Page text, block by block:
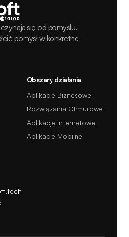
się od pomysłu.
pomysł w konkretne
Obszary działania
Aplikacje Biznesowe
Rozwiązania Chmurowe
Aplikacje Internetowe
Aplikacje Mobilne